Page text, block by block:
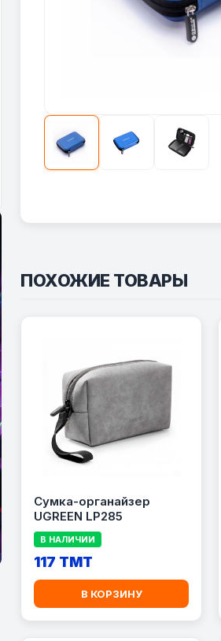
ПОХОЖИЕ ТОВАРЫ
Сумка-органайзер
UGREEN LP285
В НАЛИЧИИ
117 TMT
В КОРЗИНУ